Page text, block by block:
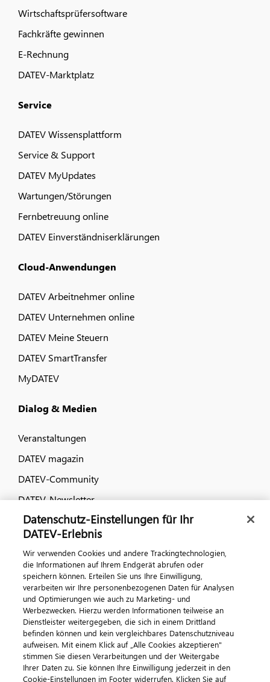
Wirtschaftsprüfersoftware
Fachkräfte gewinnen
E-Rechnung
DATEV-Marktplatz
Service
DATEV Wissensplattform
Service & Support
DATEV MyUpdates
Wartungen/Störungen
Fernbetreuung online
DATEV Einverständniserklärungen
Cloud-Anwendungen
DATEV Arbeitnehmer online
DATEV Unternehmen online
DATEV Meine Steuern
DATEV SmartTransfer
MyDATEV
Dialog & Medien
Veranstaltungen
DATEV magazin
DATEV-Community
DATEV-Newsletter
Kontaktieren Sie uns
© 2026 DATEV eG
ImpressumDatenschutzAGB Kontakt
Cookie-Einstellungen
Datenschutz-Einstellungen für Ihr
DATEV-Erlebnis
Wir verwenden Cookies und andere Trackingtechnologien,
die Informationen auf Ihrem Endgerät abrufen oder
speichern können. Erteilen Sie uns Ihre Einwilligung,
verarbeiten wir Ihre personenbezogenen Daten für Analysen
und Optimierungen wie auch zu Marketing- und
Werbezwecken. Hierzu werden Informationen teilweise an
Dienstleister weitergegeben, die sich in einem Drittland
befinden können und kein vergleichbares Datenschutzniveau
aufweisen. Mit einem Klick auf „Alle Cookies akzeptieren"
stimmen Sie diesen Verarbeitungen und der Weitergabe
Ihrer Daten zu. Sie können Ihre Einwilligung jederzeit in den
Cookie-Einstellungen im Footer widerrufen. Klicken Sie auf